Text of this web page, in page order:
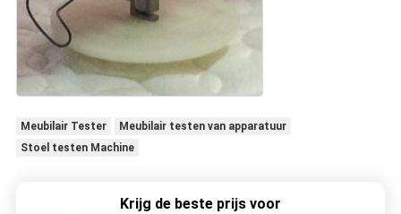
Meubilair Tester
Meubilair testen van apparatuur
Stoel testen Machine
Krijg de beste prijs voor